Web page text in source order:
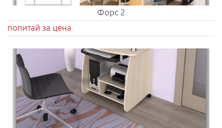
Форс 2
попитай за цена